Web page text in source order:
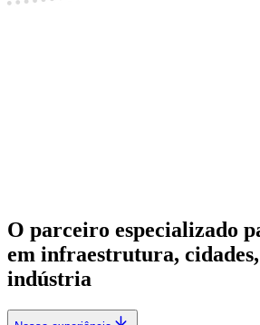
O parceiro especializado
em infraestrutura,
indústria